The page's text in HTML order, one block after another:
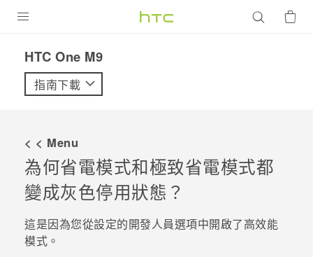
VIVE
配件
VIVERSE
優惠專區
焦點訊息
銷售門市
HTC One M9‎
指南下載
< < Menu
為何省電模式和極致省電模式都
變成灰色停用狀態？
這是因為您從設定的開發人員選項中開啟了高效能
模式。